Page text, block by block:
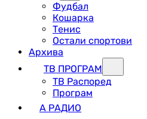
Фудбал
Кошарка
Тенис
Остали спортови
Архива
ТВ ПРОГРАМ
ТВ Распоред
Програм
А РАДИО